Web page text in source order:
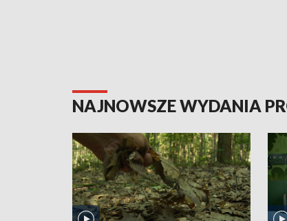
NAJNOWSZE WYDANIA